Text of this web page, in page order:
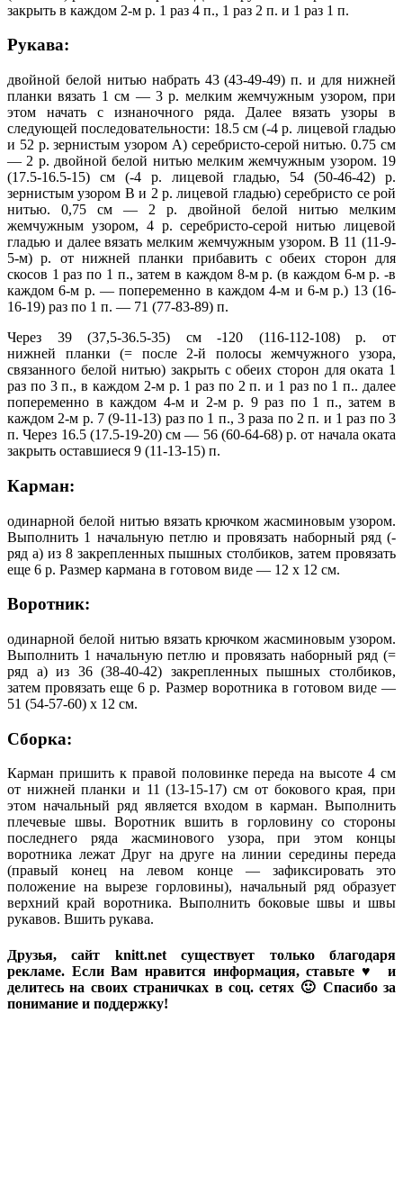
закрыть в каждом 2-м р. 1 раз 4 п., 1 раз 2 п. и 1 раз 1 п.
Рукава:
двойной белой нитью набрать 43 (43-49-49) п. и для нижней
планки вязать 1 см — 3 р. мелким жемчужным узором, при
этом начать с изнаночного ряда. Далее вязать узоры в
следующей последовательности: 18.5 см (-4 р. лицевой гладью
и 52 р. зернистым узором А) серебристо-серой нитью. 0.75 см
— 2 р. двойной белой нитью мелким жемчужным узором. 19
(17.5-16.5-15) см (-4 р. лицевой гладью, 54 (50-46-42) р.
зернистым узором В и 2 р. лицевой гладью) серебристо се рой
нитью. 0,75 см — 2 р. двойной белой нитью мелким
жемчужным узором, 4 р. серебристо-серой нитью лицевой
гладью и далее вязать мелким жемчужным узором. В 11 (11-9-
5-м) р. от нижней планки прибавить с обеих сторон для
скосов 1 раз по 1 п., затем в каждом 8-м р. (в каждом 6-м р. -в
каждом 6-м р. — попеременно в каждом 4-м и 6-м р.) 13 (16-
16-19) раз по 1 п. — 71 (77-83-89) п.
Через 39 (37,5-36.5-35) см -120 (116-112-108) р. от
нижней планки (= после 2-й полосы жемчужного узора,
связанного белой нитью) закрыть с обеих сторон для оката 1
раз по 3 п., в каждом 2-м р. 1 раз по 2 п. и 1 раз no 1 п.. далее
попеременно в каждом 4-м и 2-м р. 9 раз по 1 п., затем в
каждом 2-м р. 7 (9-11-13) раз по 1 п., 3 раза по 2 п. и 1 раз по 3
п. Через 16.5 (17.5-19-20) см — 56 (60-64-68) р. от начала оката
закрыть оставшиеся 9 (11-13-15) п.
Карман:
одинарной белой нитью вязать крючком жасминовым узором.
Выполнить 1 начальную петлю и провязать наборный ряд (-
ряд а) из 8 закрепленных пышных столбиков, затем провязать
еще 6 р. Размер кармана в готовом виде — 12 х 12 см.
Воротник:
одинарной белой нитью вязать крючком жасминовым узором.
Выполнить 1 начальную петлю и провязать наборный ряд (=
ряд а) из 36 (38-40-42) закрепленных пышных столбиков,
затем провязать еще 6 р. Размер воротника в готовом виде —
51 (54-57-60) х 12 см.
Сборка:
Карман пришить к правой половинке переда на высоте 4 см
от нижней планки и 11 (13-15-17) см от бокового края, при
этом начальный ряд является входом в карман. Выполнить
плечевые швы. Воротник вшить в горловину со стороны
последнего ряда жасминового узора, при этом концы
воротника лежат Друг на друге на линии середины переда
(правый конец на левом конце — зафиксировать это
положение на вырезе горловины), начальный ряд образует
верхний край воротника. Выполнить боковые швы и швы
рукавов. Вшить рукава.
Друзья, сайт knitt.net существует только благодаря
рекламе. Если Вам нравится информация, ставьте ♥ и
делитесь на своих страничках в соц. сетях 🙂 Спасибо за
понимание и поддержку!